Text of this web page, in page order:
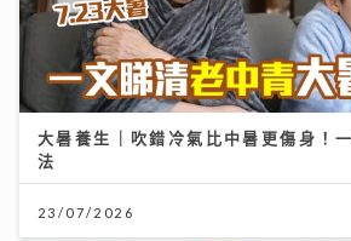
大暑養生｜吹錯冷氣比中暑更傷身！
法
23/07/2026